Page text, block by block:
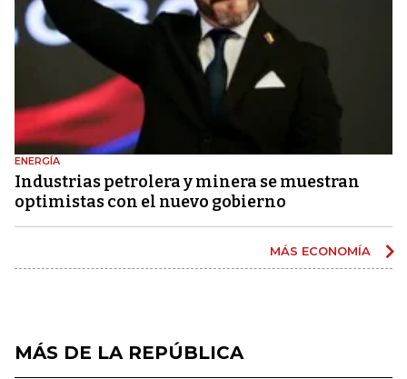
ENERGÍA
Industrias petrolera y minera se muestran
optimistas con el nuevo gobierno
MÁS ECONOMÍA
MÁS DE LA REPÚBLICA